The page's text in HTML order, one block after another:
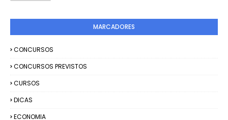
MARCADORES
CONCURSOS
CONCURSOS PREVISTOS
CURSOS
DICAS
ECONOMIA